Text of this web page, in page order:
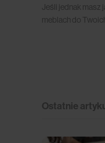
Jeśli jednak masz
meblach do
Ostatnie